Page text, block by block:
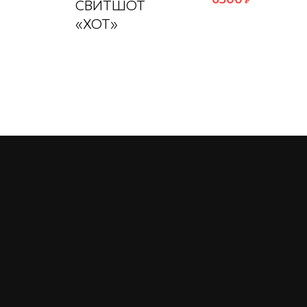
СВИТШОТ
«ХОТ»